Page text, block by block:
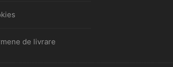
de livrare